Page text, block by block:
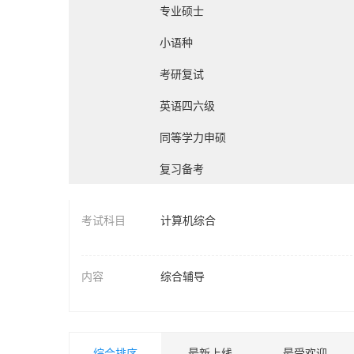
专业硕士
小语种
考研复试
英语四六级
同等学力申硕
复习备考
考试科目 计算机综合
内容 综合辅导